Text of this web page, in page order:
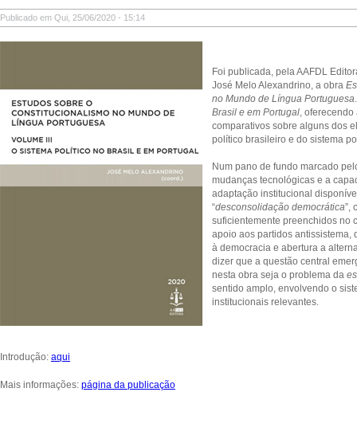
Publicado em Qui, 25/06/2020 - 15:14
Foi publicada, pela AAFDL
José Melo Alexandrino, a obra
no Mundo de Língua Portuguesa
Brasil e em Portugal, oferecendo
comparativos sobre alguns dos
político brasileiro e do sistema
Num pano de fundo marcado
mudanças tecnológicas e a
adaptação institucional
“desconsolidação democrática”,
suficientemente preenchidos no
apoio aos partidos antissistema,
à democracia e abertura a
dizer que a questão central
nesta obra seja o problema da
sentido amplo, envolvendo o
institucionais relevantes.
Introdução: aqui
Mais informações: página da publicação